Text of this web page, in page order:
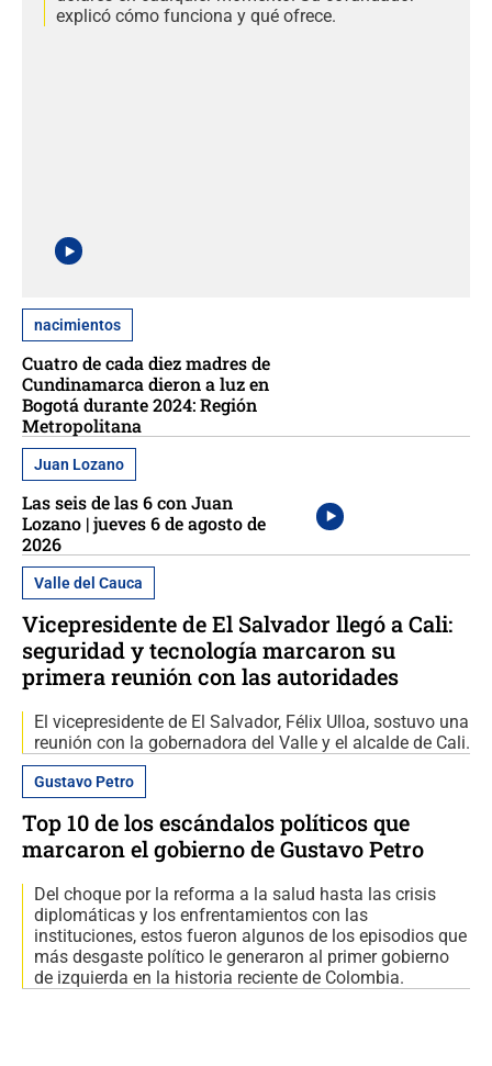
explicó cómo funciona y qué ofrece.
nacimientos
Cuatro de cada diez madres de
Cundinamarca dieron a luz en
Bogotá durante 2024: Región
Metropolitana
Juan Lozano
Las seis de las 6 con Juan
Lozano | jueves 6 de agosto de
2026
Valle del Cauca
Vicepresidente de El Salvador llegó a Cali:
seguridad y tecnología marcaron su
primera reunión con las autoridades
El vicepresidente de El Salvador, Félix Ulloa, sostuvo una
reunión con la gobernadora del Valle y el alcalde de Cali.
Gustavo Petro
Top 10 de los escándalos políticos que
marcaron el gobierno de Gustavo Petro
Del choque por la reforma a la salud hasta las crisis
diplomáticas y los enfrentamientos con las
instituciones, estos fueron algunos de los episodios que
más desgaste político le generaron al primer gobierno
de izquierda en la historia reciente de Colombia.